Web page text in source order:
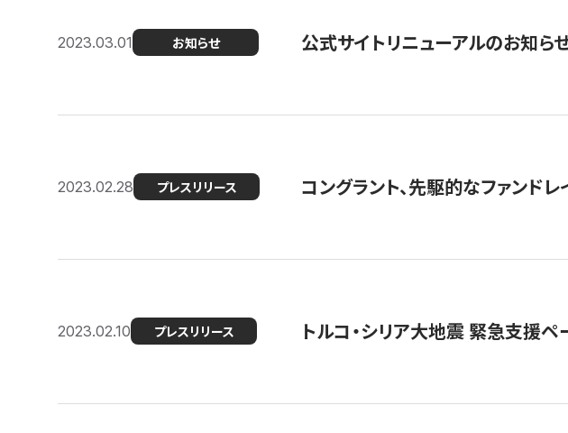
2023.03.01 お知らせ 公式サイトリニューアルのお知ら
2023.02.28 プレスリリース コングラント、先駆的なファンド
2023.02.10 プレスリリース トルコ・シリア大地震 緊急支援